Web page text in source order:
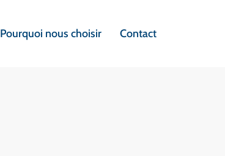
Pourquoi nous choisir Contact